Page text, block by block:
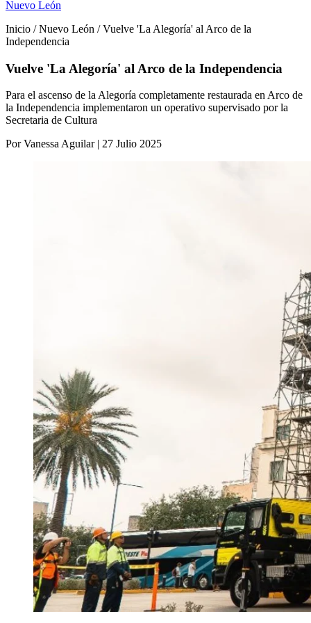
Nuevo León
Inicio / Nuevo León / Vuelve 'La Alegoría' al Arco de la
Independencia
Vuelve 'La Alegoría' al Arco de la Independencia
Para el ascenso de la Alegoría completamente restaurada en Arco de
la Independencia implementaron un operativo supervisado por la
Secretaria de Cultura
Por Vanessa Aguilar | 27 Julio 2025